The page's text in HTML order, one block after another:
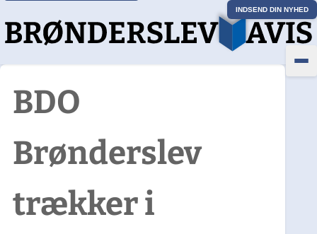
INDSEND DIN NYHED
BDO
Brønderslev
trækker i